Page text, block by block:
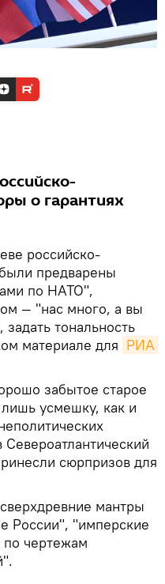
о гарантиях
российско-
предварены
по НАТО",
— "нас много, а вы
тональность
материале для РИА
забытое старое
усмешку, как и
сюрпризов для
мантры
России", "имперские
чертежам